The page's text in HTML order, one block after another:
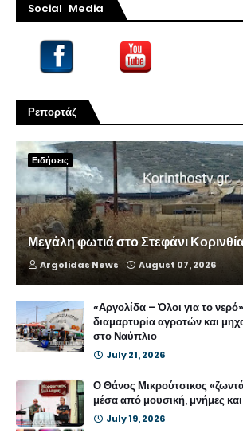
Social Media
Ρεπορτάζ
Ειδήσεις
Μεγάλη φωτιά στο Στεφάνι
Argolidas News August 07, 2026
«Αργολίδα – Όλοι για το
διαμαρτυρία αγροτών και
στο Ναύπλιο
July 21, 2026
Ο Θάνος Μικρούτσικος
μέσα από μουσική, μνήμες
July 19, 2026